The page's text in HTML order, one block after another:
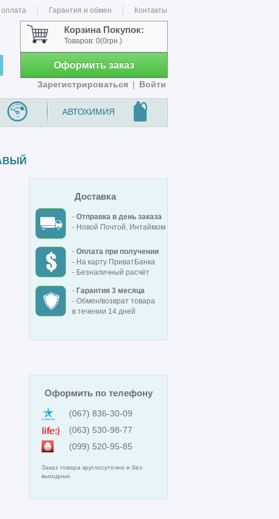
оплата Гарантия и обмен Контакты
Корзина Покупок:
Товаров: 0(0грн.)
Оформить заказ
Зарегистрироваться | Войти
АВТОХИМИЯ
Доставка
- Отправка в день заказа
- Новой Почтой, Интаймом
- Оплата при получении
- На карту ПриватБанка
- Безналичный расчёт
- Гарантия 3 месяца
- Обмен/возврат товара
в течении 14 дней
Оформить по телефону
(067) 836-30-09
(063) 530-98-77
(099) 520-95-85
Заказ товара круглосуточно и без
выходных